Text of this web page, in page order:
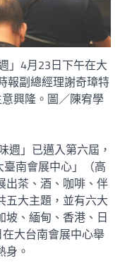
」4月23日下午在大
報副總經理謝奇璋特
興隆。圖／陳宥學
週」已邁入第六屆，
南會展中心」（高
出茶、酒、咖啡、伴
五大主題，並有六大
坡、緬甸、香港、日
大台南會展中心舉
身。